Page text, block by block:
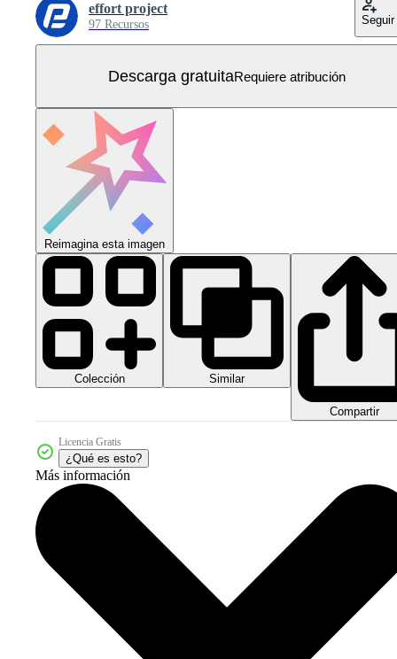
effort project
97 Recursos Seguir
Descarga gratuitaRequiere atribución
Reimagina esta imagen
Colección Similar
Compartir
Licencia Gratis
¿Qué es esto?
Más información